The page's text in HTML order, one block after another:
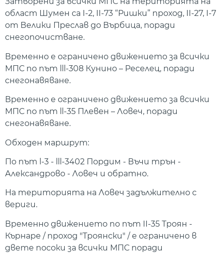
област Шумен са I-2, II-73 “Ришки” проход, II-27, I-7
от Велики Преслав до Върбица, поради
снегопочистване.
Временно е ограничено движението за всички
МПС по път lll-308 Кунино – Реселец, поради
снегонавяване.
Временно е ограничено движението за всички
МПС по път ll-35 Плевен – Ловеч, поради
снегонавяване.
Обходен маршрут:
По път l-3 - lll-3402 Пордим - Въчи трън -
Александрово - Ловеч и обратно.
На територията на Ловеч задължително с
вериги.
Временно движението по път II-35 Троян -
Кърнаре / проход "Троянски" / е ограничено в
двете посоки за всички МПС поради